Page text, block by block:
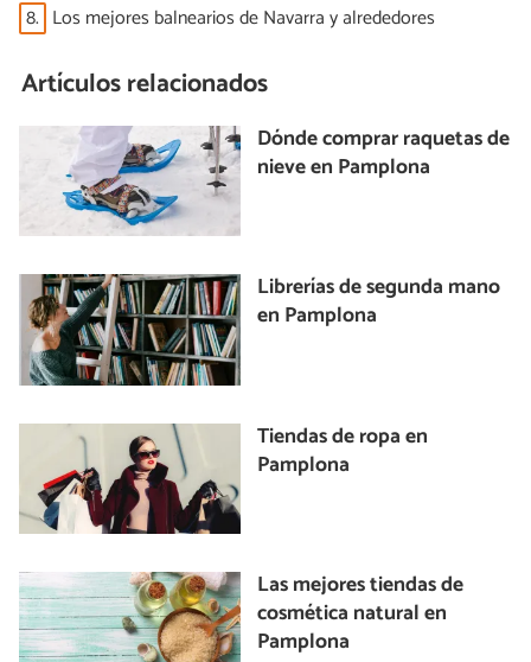
8. Los mejores balnearios de Navarra y alrededores
Artículos relacionados
Dónde comprar raquetas de
nieve en Pamplona
Librerías de segunda mano
en Pamplona
Tiendas de ropa en
Pamplona
Las mejores tiendas de
cosmética natural en
Pamplona